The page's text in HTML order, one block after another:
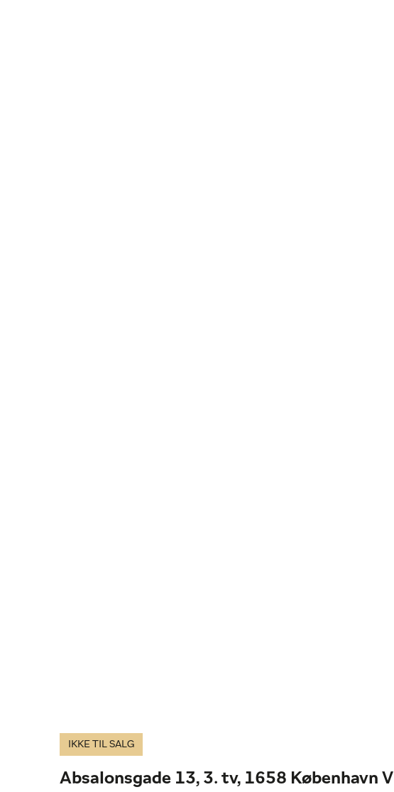
IKKE TIL SALG
Absalonsgade 13, 3. tv, 1658 København V